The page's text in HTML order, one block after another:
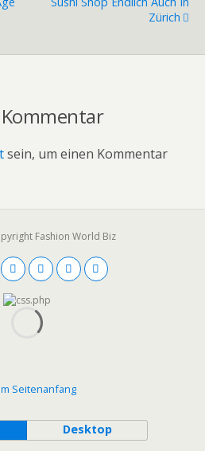
Zürich
sein, um einen Kommentar
Fashion World Biz
Seitenanfang
Desktop